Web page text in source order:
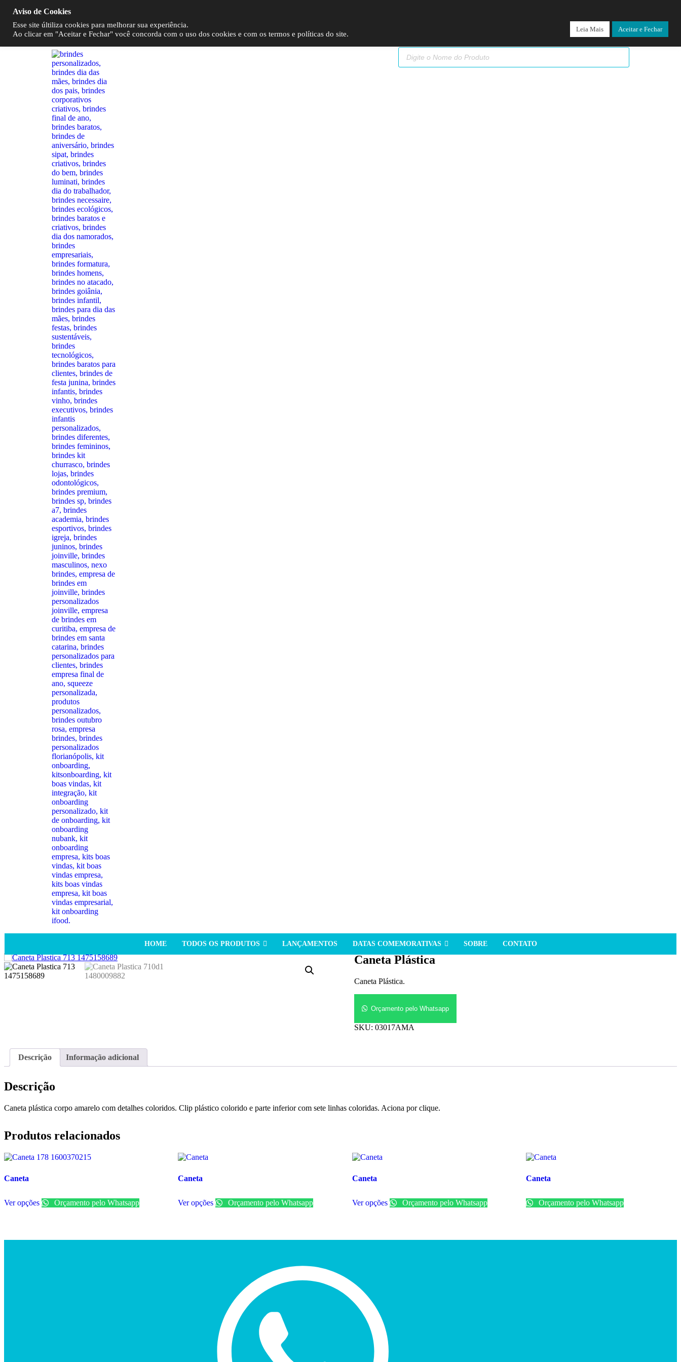
HOME TODOS OS PRODUTOS LANÇAMENTOS DATAS COMEMORATIVAS SOBRE CONTATO
Caneta Plástica
Caneta Plástica.
Orçamento pelo Whatsapp
SKU: 03017AMA
Descrição Informação adicional
Descrição
Caneta plástica corpo amarelo com detalhes coloridos. Clip plástico colorido e parte inferior com sete linhas coloridas. Aciona por clique.
Produtos relacionados
Caneta
Ver opções Orçamento pelo Whatsapp
Caneta
Ver opções Orçamento pelo Whatsapp
Caneta
Ver opções Orçamento pelo Whatsapp
Caneta
Orçamento pelo Whatsapp
Aviso de Cookies
Esse site últiliza cookies para melhorar sua experiência.
Ao clicar em "Aceitar e Fechar" você concorda com o uso dos cookies e com os termos e políticas do site.
Leia Mais Aceitar e Fechar